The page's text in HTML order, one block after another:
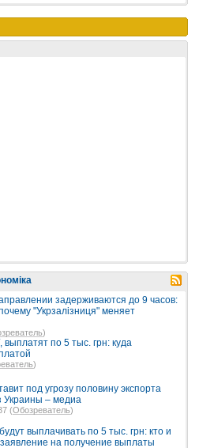
задерживаются до 9 часов:
"Укрзалізниця" меняет
)
выплатят по 5 тыс. грн: куда
)
под угрозу половину экспорта
Украины – медиа
(Обозреватель)
выплачивать по 5 тыс. грн: кто и
на получение выплаты